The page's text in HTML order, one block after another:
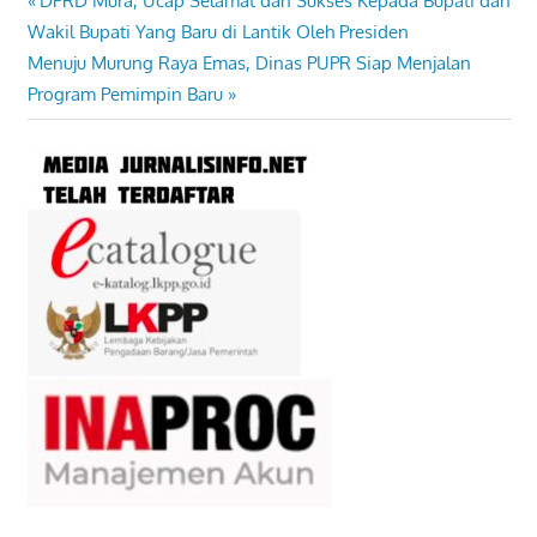
Navigasi
pos
Post:
Wakil Bupati Yang Baru di Lantik Oleh Presiden
Next
Post:
Menuju Murung Raya Emas, Dinas PUPR Siap Menjalan
Program Pemimpin Baru